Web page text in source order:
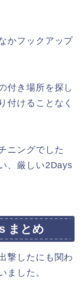
かフックアップ
付き場所を探し
付けることなく
ニングでした
、厳しい2Days
まとめ
撃したにも関わ
ました。